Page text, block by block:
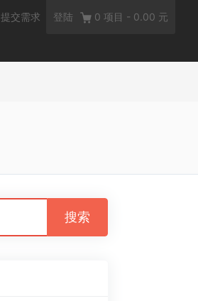
提交需求 登陆 0 项目 - 0.00 元